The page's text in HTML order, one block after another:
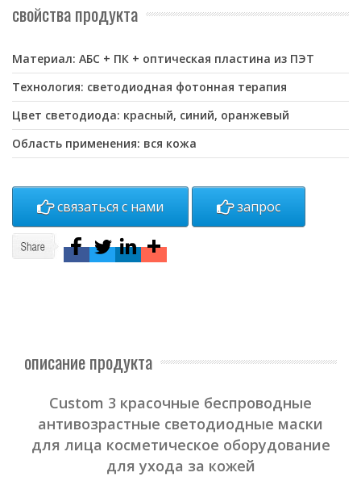
свойства продукта
Материал: АБС + ПК + оптическая пластина из ПЭТ
Технология: светодиодная фотонная терапия
Цвет светодиода: красный, синий, оранжевый
Область применения: вся кожа
связаться с нами запрос
описание продукта
Custom 3 красочные беспроводные
антивозрастные светодиодные маски
для лица косметическое оборудование
для ухода за кожей